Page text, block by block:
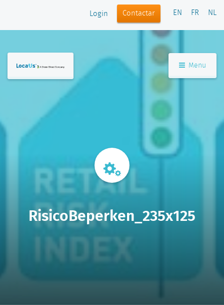
Login Contactar EN FR NL
Menu
RisicoBeperken_235x125